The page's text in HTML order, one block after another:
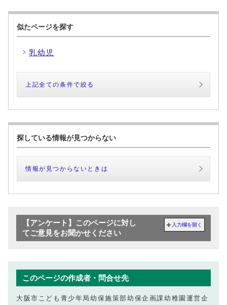
似たページを探す
乳幼児
上記全ての条件で絞る
探している情報が見つからない
情報が見つからないときは
【アンケート】このページに対し
てご意見をお聞かせください
入力欄を開く
このページの作成者・問合せ先
大阪市こども青少年局幼保施策部幼保企画課幼稚園運営企